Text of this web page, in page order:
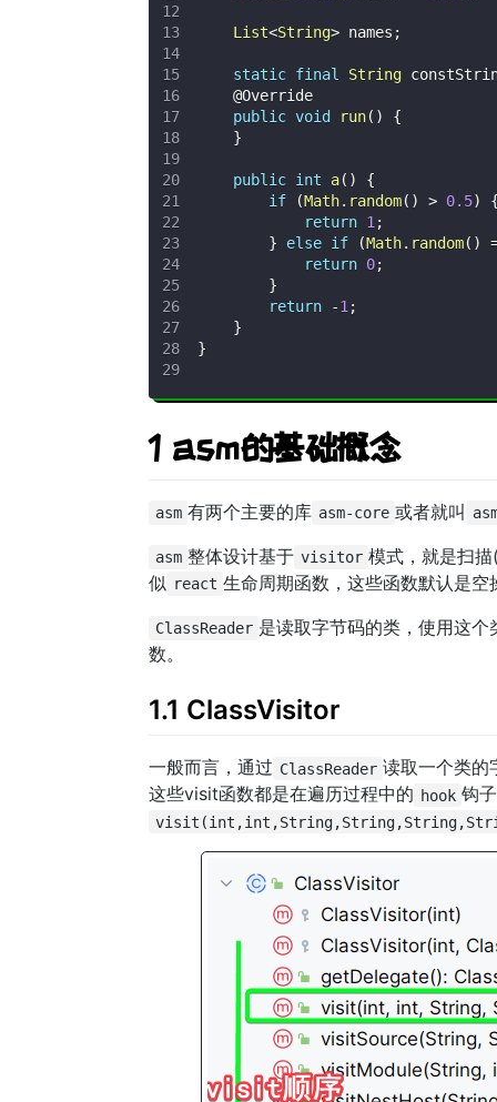
List<String> names ;
static final String
@Override
public void run( )
{
}
public int a( )
{
if
(Math. random( ) > 0.5)
return 1 ;
}
else if (Math. random( )
return 0;
}
return
-1 ;
}
}
1 asm的基础概念
asm 有两个主要的库 asm-core 或者就叫
asm 整体设计基于 visitor 模式，就是扫
似 react 生命周期函数，这些函数默认是
ClassReader 是读取字节码的类，使用这
数。
1.1 ClassVisitor
一般而言，通过 ClassReader 读取一个类的
这些visit函数都是在遍历过程中的 hook 钩